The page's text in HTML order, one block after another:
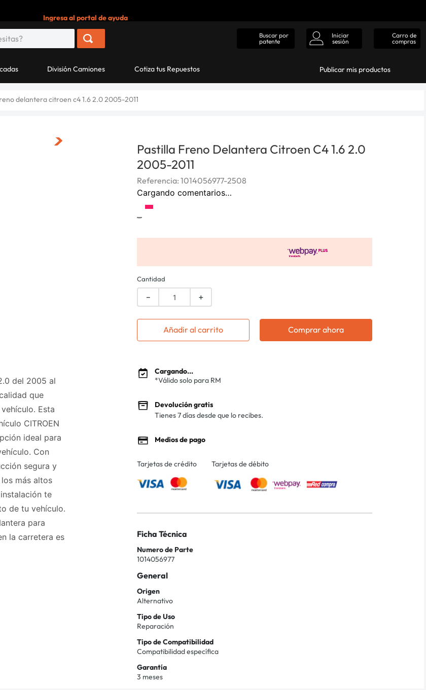
Ingresa al portal de ayuda
Buscar por
patente
Iniciar
sesión
Carro de
compras
División Camiones Cotiza tus Repuestos Publicar mis productos
delantera citroen c4 1.6 2.0 2005-2011
del 2005 al
que
Esta
CITROEN
ideal para
Con
segura y
más altos
te
de tu vehículo.
para
la carretera es
Pastilla Freno Delantera Citroen C4 1.6 2.0
2005-2011
Referencia: 1014056977-2508
Cargando comentarios…
-
Cantidad
＋
－
Añadir al carrito Comprar ahora
Cargando...
*Válido solo para RM
Devolución gratis
Tienes 7 días desde que lo recibes.
Medios de pago
Tarjetas de crédito Tarjetas de débito
Ficha Técnica
Numero de Parte
1014056977
General
Origen
Alternativo
Tipo de Uso
Reparación
Tipo de Compatibilidad
Compatibilidad específica
Garantía
3 meses